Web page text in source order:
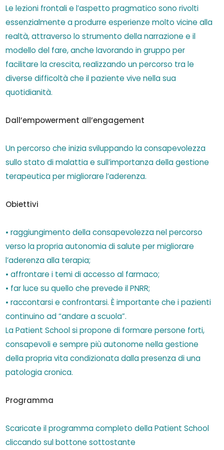
Le lezioni frontali e l’aspetto pragmatico sono rivolti
essenzialmente a produrre esperienze molto vicine alla
realtà, attraverso lo strumento della narrazione e il
modello del fare, anche lavorando in gruppo per
facilitare la crescita, realizzando un percorso tra le
diverse difficoltà che il paziente vive nella sua
quotidianità.
Dall’empowerment all’engagement
Un percorso che inizia sviluppando la consapevolezza
sullo stato di malattia e sull’importanza della gestione
terapeutica per migliorare l’aderenza.
Obiettivi
• raggiungimento della consapevolezza nel percorso
verso la propria autonomia di salute per migliorare
l’aderenza alla terapia;
• affrontare i temi di accesso al farmaco;
• far luce su quello che prevede il PNRR;
• raccontarsi e confrontarsi. È importante che i pazienti
continuino ad “andare a scuola”.
La Patient School si propone di formare persone forti,
consapevoli e sempre più autonome nella gestione
della propria vita condizionata dalla presenza di una
patologia cronica.
Programma
Scaricate il programma completo della Patient School
cliccando sul bottone sottostante